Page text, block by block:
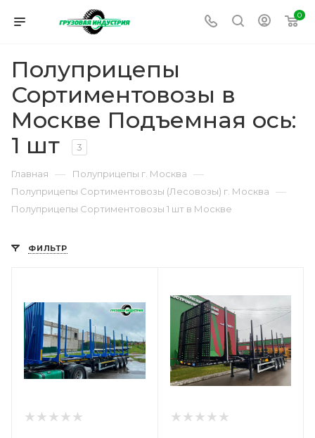
0
Полуприцепы
Сортиментовозы в
Москве Подъемная ось:
1 шт
3
Главная — Полуприцепы г. Москва —
Полуприцепы Сортиментовозы (Лесовозы) г. Москва —
Полуприцепы Сортиментовозы 1 шт в Москве
ФИЛЬТР